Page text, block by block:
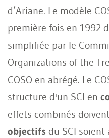
d’Ariane. Le modèle
première fois en 1992
simplifiée par le
Organizations of the
COSO en abrégé. Le
structure d'un SCI en
effets combinés
objectifs du SCI